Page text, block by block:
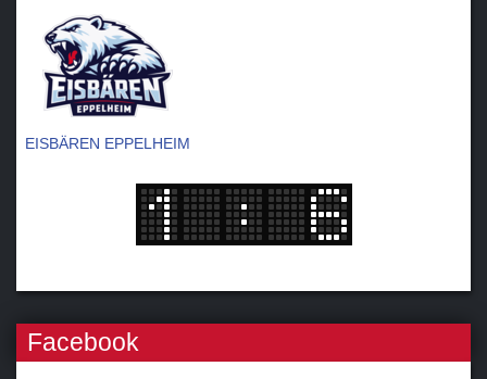
EISBÄREN EPPELHEIM
Facebook